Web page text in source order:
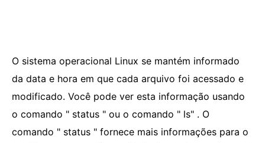
O sistema operacional Linux se mantém informado
da data e hora em que cada arquivo foi acessado e
modificado. Você pode ver esta informação usando
o comando " status " ou o comando " ls" . O
comando " status " fornece mais informações para o